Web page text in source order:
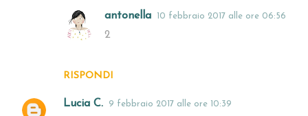
RISPONDI
antonella 10 febbraio 2017 alle ore 06:56
2
Lucia C. 9 febbraio 2017 alle ore 10:39